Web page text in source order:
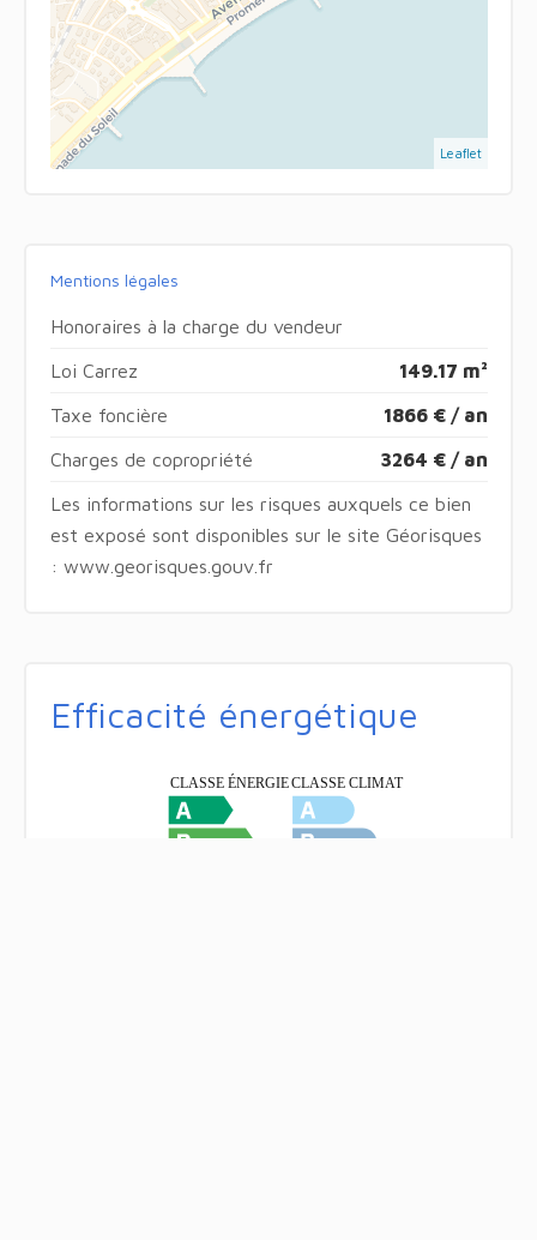
Leaflet
Mentions légales
Honoraires à la charge du vendeur
Loi Carrez 149.17 m²
Taxe foncière 1866 € / an
Charges de copropriété 3264 € / an
Les informations sur les risques auxquels ce bien
est exposé sont disponibles sur le site Géorisques
: www.georisques.gouv.fr
Efficacité énergétique